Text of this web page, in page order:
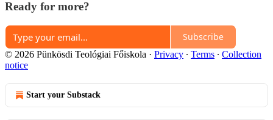
Ready for more?
Subscribe
© 2026 Pünkösdi Teológiai Főiskola · Privacy ∙ Terms ∙ Collection
notice
Start your Substack